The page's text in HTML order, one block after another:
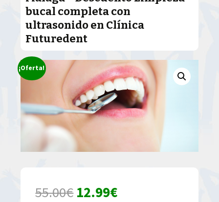
bucal completa con
ultrasonido en Clínica
Futuredent
¡Oferta!
55.00€ El
12.99€El